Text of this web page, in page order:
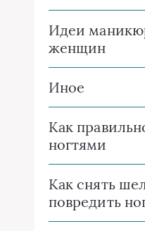
Идеи
женщин
Иное
Как
ногтями
Как снять
повредить